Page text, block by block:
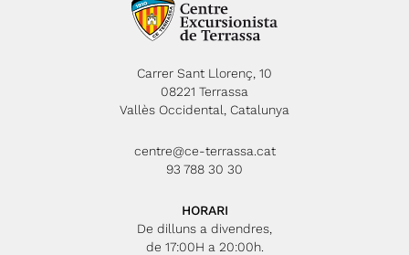
Carrer Sant Llorenç, 10
08221 Terrassa
Vallès Occidental, Catalunya
centre@ce-terrassa.cat
93 788 30 30
HORARI
De dilluns a divendres,
de 17:00H a 20:00h.